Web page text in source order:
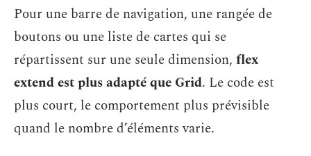
Pour une barre de navigation, une rangée de
boutons ou une liste de cartes qui se
répartissent sur une seule dimension, flex
extend est plus adapté que Grid. Le code est
plus court, le comportement plus prévisible
quand le nombre d’éléments varie.